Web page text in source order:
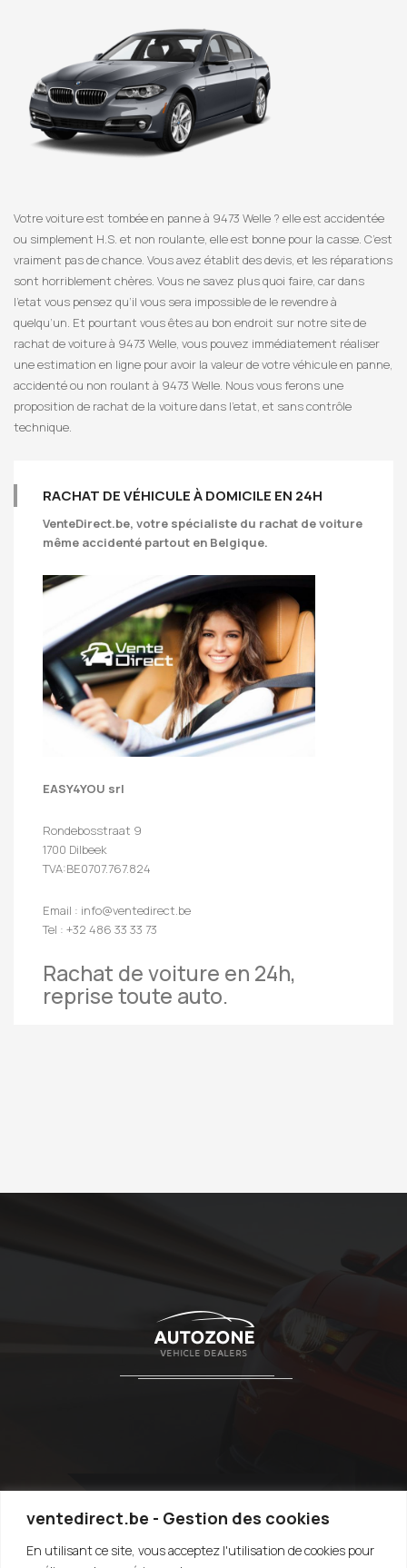
ventedirect.be - Gestion des cookies
En utilisant ce site, vous acceptez l'utilisation de cookies pour
Votre voiture est tombée en panne à 9473 Welle ? elle est accidentée
ou simplement H.S. et non roulante, elle est bonne pour la casse. C’est
vraiment pas de chance. Vous avez établit des devis, et les réparations
sont horriblement chères. Vous ne savez plus quoi faire, car dans
l’etat vous pensez qu’il vous sera impossible de le revendre à
quelqu’un. Et pourtant vous êtes au bon endroit sur notre site de
rachat de voiture à 9473 Welle, vous pouvez immédiatement réaliser
une estimation en ligne pour avoir la valeur de votre véhicule en panne,
accidenté ou non roulant à 9473 Welle. Nous vous ferons une
proposition de rachat de la voiture dans l’etat, et sans contrôle
technique.
RACHAT DE VÉHICULE À DOMICILE EN 24H
VenteDirect.be, votre spécialiste du rachat de voiture
même accidenté partout en Belgique.
EASY4YOU srl
Rondebosstraat 9
1700 Dilbeek
TVA:BE0707.767.824
Email : info@ventedirect.be
Tel : +32 486 33 33 73
Rachat de voiture en 24h,
reprise toute auto.
TOP